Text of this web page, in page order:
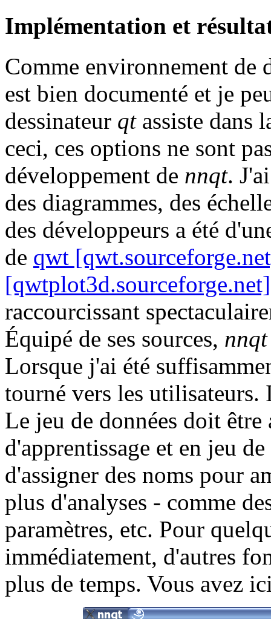
Implémentation et
Comme environnement de
est bien documenté et je
dessinateur qtassiste dans
ceci, ces options ne sont
développement de nnqt.
des diagrammes, des
des développeurs a été
de qwt
[qwtplot3d.sourceforge.net]
raccourcissant
Équipé de ses sources, nnqt
Lorsque j'ai été
tourné vers les utilisateurs.
Le jeu de données doit
d'apprentissage et en jeu
d'assigner des noms pour
plus d'analyses - comme
paramètres, etc. Pour
immédiatement, d'autres
plus de temps. Vous avez